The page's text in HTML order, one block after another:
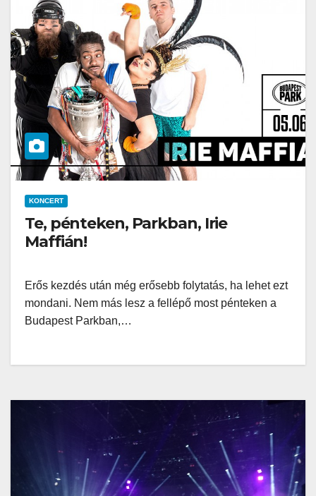
KONCERT
Te, pénteken, Parkban, Irie
Maffián!
Erős kezdés után még erősebb folytatás, ha lehet ezt
mondani. Nem más lesz a fellépő most pénteken a
Budapest Parkban,…